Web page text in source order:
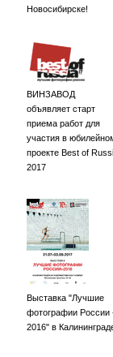
Новосибирске!
ВИНЗАВОД
объявляет старт
приема работ для
участия в
проекте Best of
2017
Выставка "Лучшие
фотографии России
2016" в